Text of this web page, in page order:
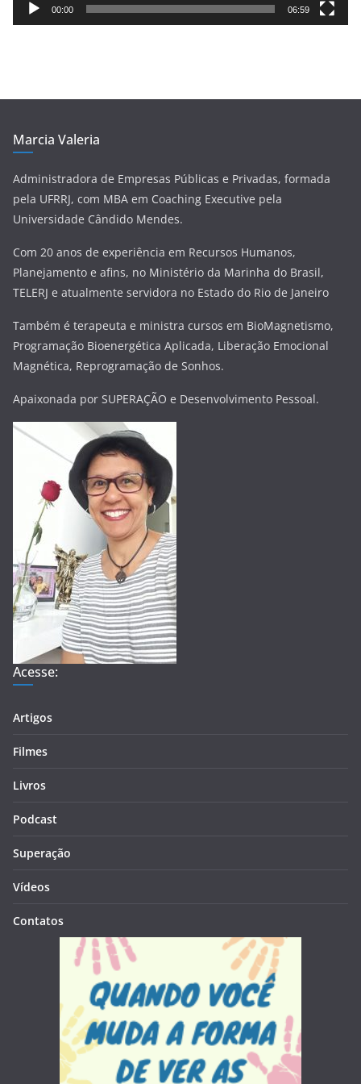
v
00:00 06:59
Marcia Valeria
Administradora de Empresas Públicas e Privadas, formada
pela UFRRJ, com MBA em Coaching Executive pela
Universidade Cândido Mendes.
Com 20 anos de experiência em Recursos Humanos,
Planejamento e afins, no Ministério da Marinha do Brasil,
TELERJ e atualmente servidora no Estado do Rio de Janeiro
Também é terapeuta e ministra cursos em BioMagnetismo,
Programação Bioenergética Aplicada, Liberação Emocional
Magnética, Reprogramação de Sonhos.
Apaixonada por SUPERAÇÃO e Desenvolvimento Pessoal.
Acesse:
Artigos
Filmes
Livros
Podcast
Superação
Vídeos
Contatos